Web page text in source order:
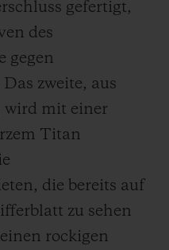
gefertigt,
des
gegen
zweite, aus
wird mit einer
Titan
die bereits auf
zu sehen
rockigen